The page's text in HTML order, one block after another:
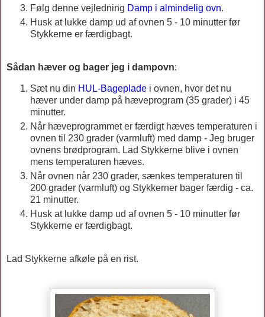
Følg denne vejledning Damp i almindelig ovn.
Husk at lukke damp ud af ovnen 5 - 10 minutter før
Stykkerne er færdigbagt.
Sådan hæver og bager jeg i dampovn:
Sæt nu din HUL-Bageplade i ovnen, hvor det nu
hæver under damp på hæveprogram (35 grader) i 45
minutter.
Når hæveprogrammet er færdigt hæves temperaturen i
ovnen til 230 grader (varmluft) med damp - Jeg bruger
ovnens brødprogram. Lad Stykkerne blive i ovnen
mens temperaturen hæves.
Når ovnen når 230 grader, sænkes temperaturen til
200 grader (varmluft) og Stykkerner bager færdig - ca.
21 minutter.
Husk at lukke damp ud af ovnen 5 - 10 minutter før
Stykkerne er færdigbagt.
Lad Stykkerne afkøle på en rist.